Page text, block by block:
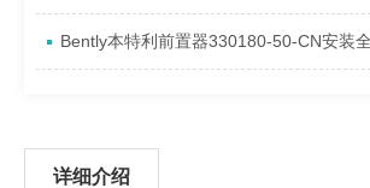
Bently本特利前置器330180-50-CN安装
详细介绍